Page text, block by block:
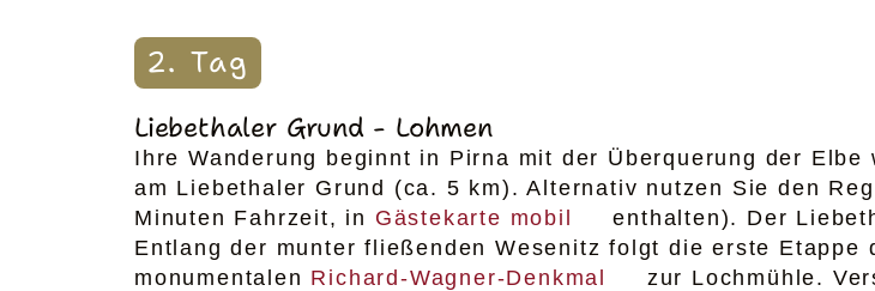
2. Tag
Liebethaler Grund - Lohmen
Ihre Wanderung beginnt in Pirna mit der Überquerung der
am Liebethaler Grund (ca. 5 km). Alternativ nutzen Sie den
Minuten Fahrzeit, in Gästekarte mobil
enthalten). Der
Entlang der munter fließenden Wesenitz folgt die erste Etappe
monumentalen Richard-Wagner-Denkmal
zur Lochmühle.